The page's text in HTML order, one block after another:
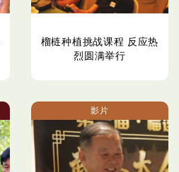
榴梿种植挑战课程 反应热
烈圆满举行
影片